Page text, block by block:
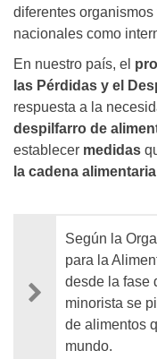
diferentes
nacionales como
En nuestro país, el
las Pérdidas y el
respuesta a la
despilfarro de
establecer medidas
la cadena alimentaria
Según la
para la
desde la fase
minorista se
de alimentos
mundo.